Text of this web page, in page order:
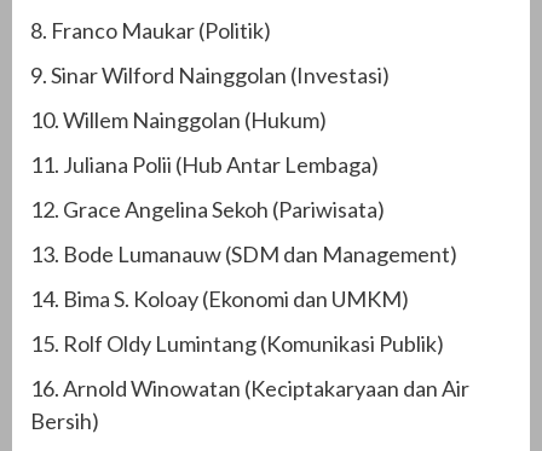
8. Franco Maukar (Politik)
9. Sinar Wilford Nainggolan (Investasi)
10. Willem Nainggolan (Hukum)
11. Juliana Polii (Hub Antar Lembaga)
12. Grace Angelina Sekoh (Pariwisata)
13. Bode Lumanauw (SDM dan Management)
14. Bima S. Koloay (Ekonomi dan UMKM)
15. Rolf Oldy Lumintang (Komunikasi Publik)
16. Arnold Winowatan (Keciptakaryaan dan Air
Bersih)